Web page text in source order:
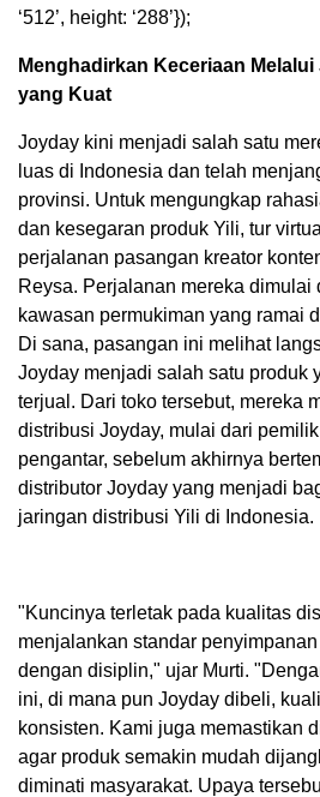
‘512’, height: ‘288’});
Menghadirkan Keceriaan
yang Kuat
Joyday kini menjadi salah satu
luas di Indonesia dan telah
provinsi. Untuk mengungkap
dan kesegaran produk Yili, tur
perjalanan pasangan kreator
Reysa. Perjalanan mereka dimulai
kawasan permukiman yang ramai
Di sana, pasangan ini melihat
Joyday menjadi salah satu produk
terjual. Dari toko tersebut, mereka
distribusi Joyday, mulai dari
pengantar, sebelum akhirnya
distributor Joyday yang menjadi
jaringan distribusi Yili di Indonesia.
"Kuncinya terletak pada kualitas
menjalankan standar
dengan disiplin," ujar Murti.
ini, di mana pun Joyday dibeli,
konsisten. Kami juga memastikan
agar produk semakin mudah
diminati masyarakat. Upaya